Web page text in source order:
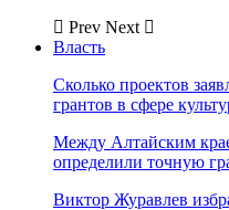
Prev Next
Власть
Сколько проектов
грантов в сфере
Между Алтайским
определили точную
Виктор Журавлев